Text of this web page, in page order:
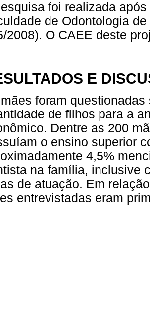
foi realizada
de Odontologia
2008). O CAEE deste
E
foram
de filhos para a
Dentre as 200
o ensino superior
4,5%
na família, inclusive
de atuação. Em
entrevistadas eram